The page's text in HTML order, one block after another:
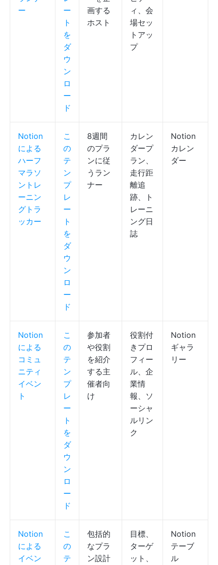
ー
ー
ト
を
ダ
ウ
ン
ロ
ー
ド
画する
ホスト
ィ、会
場セッ
トアッ
プ
Notion
による
ハーフ
マラソ
ントレ
ーニン
グトラ
ッカー
こ
の
テ
ン
プ
レ
ー
ト
を
ダ
ウ
ン
ロ
ー
ド
8週間
のプラ
ンに従
うラン
ナー
カレン
ダープ
ラン、
走行距
離追
跡、ト
レーニ
ング日
誌
Notion
カレン
ダー
Notion
による
コミュ
ニティ
イベン
ト
こ
の
テ
ン
プ
レ
ー
ト
を
ダ
ウ
ン
ロ
ー
ド
参加者
や役割
を紹介
する主
催者向
け
役割付
きプロ
フィー
ル、企
業情
報、ソ
ーシャ
ルリン
ク
Notion
ギャラ
リー
Notion
による
イベン
こ
の
テ
包括的
なプラ
ン設計
目標、
ターゲ
ット、
Notion
テーブ
ル